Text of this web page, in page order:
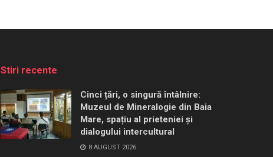
Stiri recente
Cinci țări, o singură întâlnire:
Muzeul de Mineralogie din Baia
Mare, spațiu al prieteniei și
dialogului intercultural
8 AUGUST 2026